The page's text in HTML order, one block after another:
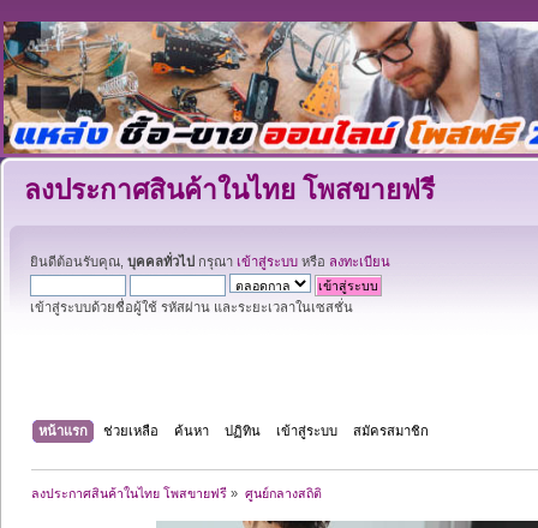
ลงประกาศสินค้าในไทย โพสขายฟรี
ยินดีต้อนรับคุณ, บุคคลทั่วไป กรุณา เข้าสู่ระบบ หรือ ลงทะเบียน
เข้าสู่ระบบด้วยชื่อผู้ใช้ รหัสผ่าน และระยะเวลาในเซสชั่น
หน้าแรก ช่วยเหลือ ค้นหา ปฏิทิน เข้าสู่ระบบ สมัครสมาชิก
ลงประกาศสินค้าในไทย โพสขายฟรี » ศูนย์กลางสถิติ